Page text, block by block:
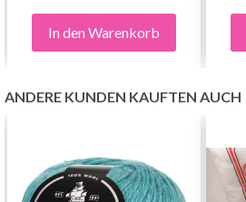
In den Warenkorb
ANDERE KUNDEN KAUFTEN AUCH